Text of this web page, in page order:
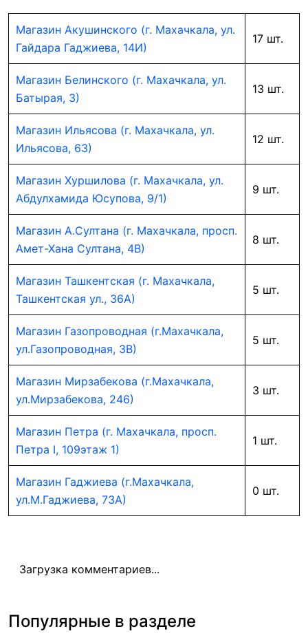
Магазин Акушинского (г. Махачкала, ул.
Гайдара Гаджиева, 14И)
17 шт.
Магазин Белинского (г. Махачкала, ул.
Батырая, 3)
13 шт.
Магазин Ильясова (г. Махачкала, ул.
Ильясова, 63)
12 шт.
Магазин Хуршилова (г. Махачкала, ул.
Абдулхамида Юсупова, 9/1)
9 шт.
Магазин А.Султана (г. Махачкала, просп.
Амет-Хана Султана, 4В)
8 шт.
Магазин Ташкентская (г. Махачкала,
Ташкентская ул., 36А)
5 шт.
Магазин Газопроводная (г.Махачкала,
ул.Газопроводная, 3В)
5 шт.
Магазин Мирзабекова (г.Махачкала,
ул.Мирзабекова, 246)
3 шт.
Магазин Петра (г. Махачкала, просп.
Петра I, 109этаж 1)
1 шт.
Магазин Гаджиева (г.Махачкала,
ул.М.Гаджиева, 73А)
0 шт.
Загрузка комментариев...
Популярные в разделе